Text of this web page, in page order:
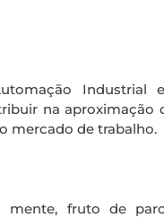
Industrial
na aproximação
mercado de trabalho.
mente, fruto de